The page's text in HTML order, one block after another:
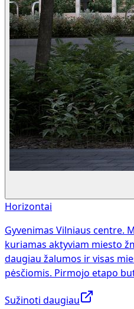
Horizontai
Gyvenimas Vilniaus centre.
kuriamas aktyviam miesto
daugiau žalumos ir visas
pėsčiomis. Pirmojo etapo
Sužinoti daugiau